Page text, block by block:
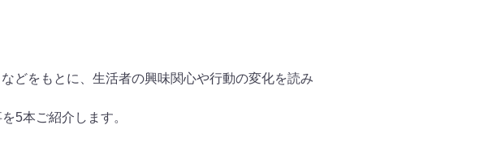
どをもとに、生活者の興味関心や行動の変化を読み
5本ご紹介します。